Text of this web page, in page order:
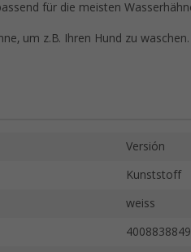
für die meisten
um z.B. Ihren Hund zu waschen.
Versión
Kunststoff
weiss